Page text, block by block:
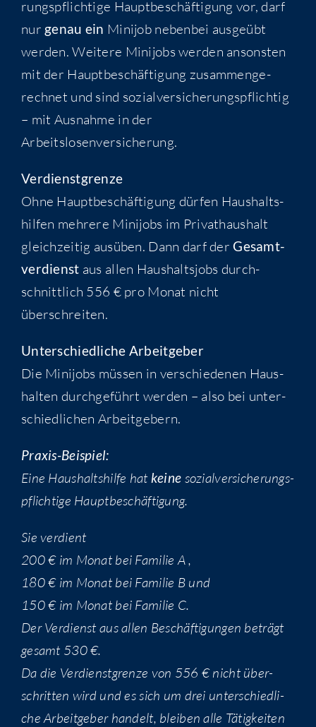
rungs­pflich­ti­ge Haupt­be­schäf­ti­gung vor, darf
nur genau ein Mini­job neben­bei aus­ge­übt
wer­den. Wei­te­re Mini­jobs wer­den ansons­ten
mit der Haupt­be­schäf­ti­gung zusam­men­ge­
rech­net und sind sozi­al­ver­si­che­rungs­pflich­tig
– mit Aus­nah­me in der
Arbeitslosenversicherung.
Ver­dienst­gren­ze
Ohne Haupt­be­schäf­ti­gung dür­fen Haus­halts­
hil­fen meh­re­re Mini­jobs im Pri­vat­haus­halt
gleich­zei­tig aus­üben. Dann darf derGesamt­
ver­dienst aus allen Haus­halts­jobs durch­
schnitt­lich 556 € pro Monat nicht
überschreiten.
Unter­schied­li­che Arbeitgeber
Die Mini­jobs müs­sen in ver­schie­de­nen Haus­
hal­ten durch­ge­führt wer­den – also bei unter­
schied­li­chen Arbeitgebern.
Pra­xis-Bei­spiel:
Eine Haus­halts­hil­fe hat kei­ne sozi­al­ver­si­che­rungs­
pflich­ti­ge Hauptbeschäftigung.
Sie ver­dient
200 € im Monat bei Fami­lie A ,
180 € im Monat bei Fami­lie B und
150 € im Monat bei Fami­lie C.
Der Ver­dienst aus allen Beschäf­ti­gun­gen beträgt
gesamt 530 €.
Da die Ver­dienst­gren­ze von 556 € nicht über­
schrit­ten wird und es sich um drei unter­schied­li­
che Arbeit­ge­ber han­delt, blei­ben alle Tätig­kei­ten